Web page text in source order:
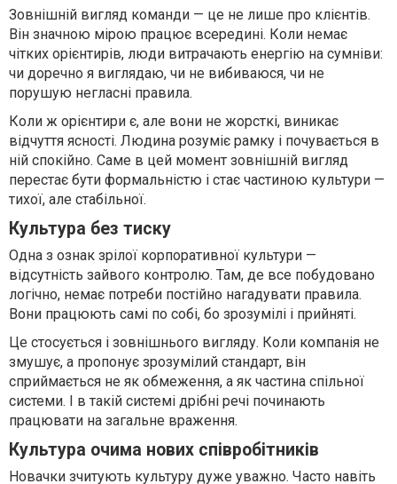
Зовнішній вигляд команди — це не лише про клієнтів.
Він значною мірою працює всередині. Коли немає
чітких орієнтирів, люди витрачають енергію на сумніви:
чи доречно я виглядаю, чи не вибиваюся, чи не
порушую негласні правила.
Коли ж орієнтири є, але вони не жорсткі, виникає
відчуття ясності. Людина розуміє рамку і почувається в
ній спокійно. Саме в цей момент зовнішній вигляд
перестає бути формальністю і стає частиною культури —
тихої, але стабільної.
Культура без тиску
Одна з ознак зрілої корпоративної культури —
відсутність зайвого контролю. Там, де все побудовано
логічно, немає потреби постійно нагадувати правила.
Вони працюють самі по собі, бо зрозумілі і прийняті.
Це стосується і зовнішнього вигляду. Коли компанія не
змушує, а пропонує зрозумілий стандарт, він
сприймається не як обмеження, а як частина спільної
системи. І в такій системі дрібні речі починають
працювати на загальне враження.
Культура очима нових співробітників
Новачки зчитують культуру дуже уважно. Часто навіть